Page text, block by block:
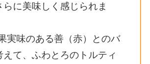
らに美味しく感じられま
実味のある善（赤）とのバ
えて、ふわとろのトルティ